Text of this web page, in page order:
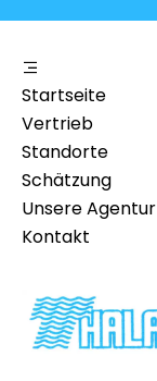
Startseite
Vertrieb
Standorte
Schätzung
Unsere Agentur
Kontakt